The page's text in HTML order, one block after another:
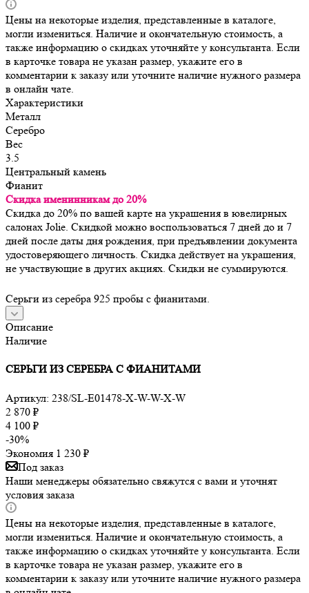
Цены на некоторые изделия, представленные в каталоге,
могли измениться. Наличие и окончательную стоимость, а
также информацию о скидках уточняйте у консультанта. Если
в карточке товара не указан размер, укажите его в
комментарии к заказу или уточните наличие нужного размера
в онлайн чате.
Характеристики
Металл
Серебро
Вес
3.5
Центральный камень
Фианит
Скидка именинникам до 20%
Скидка до 20% по вашей карте на украшения в ювелирных
салонах Jolie. Скидкой можно воспользоваться 7 дней до и 7
дней после даты дня рождения, при предъявлении документа
удостоверяющего личность. Скидка действует на украшения,
не участвующие в других акциях. Скидки не суммируются.
Серьги из серебра 925 пробы с фианитами.
Описание
Наличие
СЕРЬГИ ИЗ СЕРЕБРА С ФИАНИТАМИ
Артикул: 238/SL-E01478-X-W-W-X-W
2 870 ₽
4 100 ₽
-30%
Экономия 1 230 ₽
Под заказ
Наши менеджеры обязательно свяжутся с вами и уточнят
условия заказа
Цены на некоторые изделия, представленные в каталоге,
могли измениться. Наличие и окончательную стоимость, а
также информацию о скидках уточняйте у консультанта. Если
в карточке товара не указан размер, укажите его в
комментарии к заказу или уточните наличие нужного размера